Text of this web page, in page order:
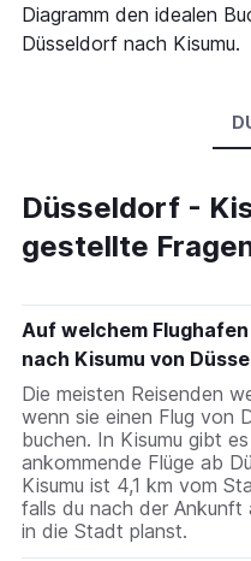
Diagramm den idealen
Düsseldorf nach Kisumu.
Düsseldorf -
gestellte
Auf welchem
nach Kisumu von
Die meisten Reisenden
wenn sie einen Flug von
buchen. In Kisumu gibt
ankommende Flüge ab
Kisumu ist 4,1 km vom
falls du nach der Ankunft
in die Stadt planst.